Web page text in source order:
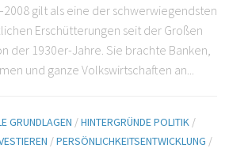
gilt als eine der schwerwiegendsten
Erschütterungen seit der Großen
der 1930er-Jahre. Sie brachte Banken,
und ganze Volkswirtschaften an...
GRUNDLAGEN /HINTERGRÜNDE POLITIK /
/PERSÖNLICHKEITSENTWICKLUNG /